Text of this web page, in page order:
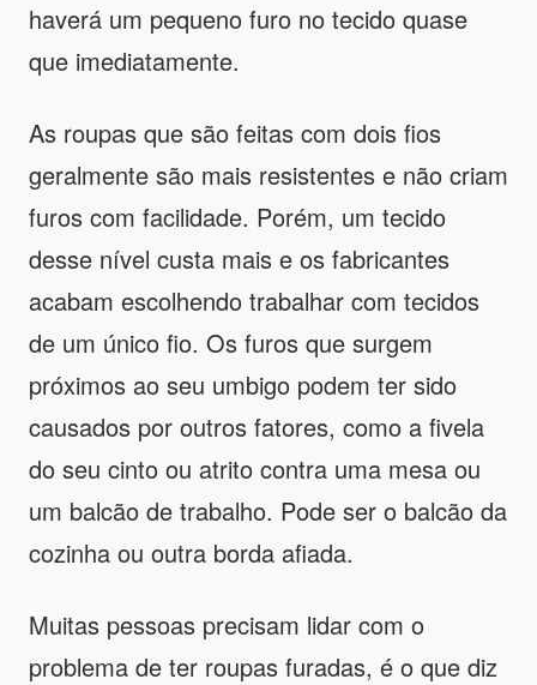
haverá um pequeno furo no tecido quase
que imediatamente.
As roupas que são feitas com dois fios
geralmente são mais resistentes e não criam
furos com facilidade. Porém, um tecido
desse nível custa mais e os fabricantes
acabam escolhendo trabalhar com tecidos
de um único fio. Os furos que surgem
próximos ao seu umbigo podem ter sido
causados por outros fatores, como a fivela
do seu cinto ou atrito contra uma mesa ou
um balcão de trabalho. Pode ser o balcão da
cozinha ou outra borda afiada.
Muitas pessoas precisam lidar com o
problema de ter roupas furadas, é o que diz